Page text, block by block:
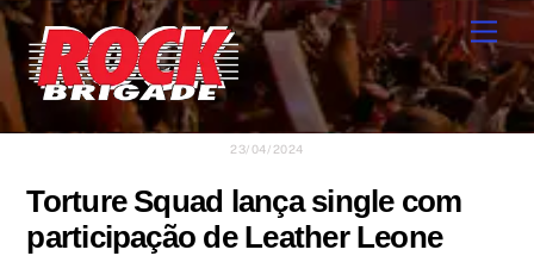
Skip
to
content
23/04/2024
Torture Squad lança single com
participação de Leather Leone